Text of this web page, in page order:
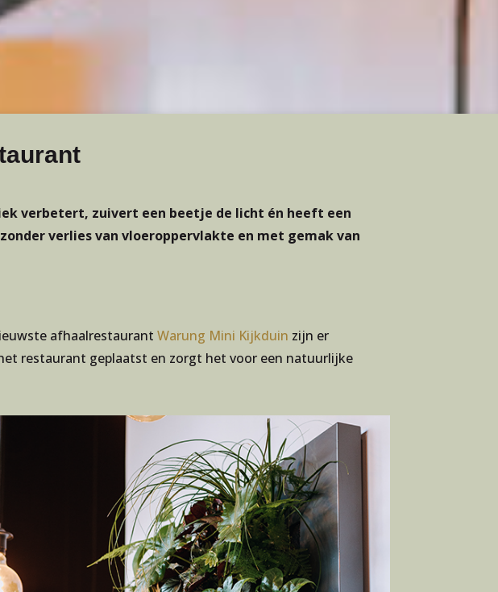
verbetert, zuivert een beetje de licht én heeft een
verlies van vloeroppervlakte en met gemak van
afhaalrestaurantWarung Mini Kijkduin zijn er
restaurant geplaatst en zorgt het voor een natuurlijke